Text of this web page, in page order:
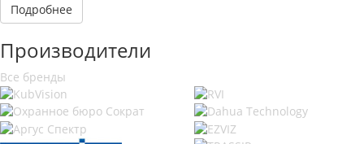
Подробнее
Производители
Все бренды